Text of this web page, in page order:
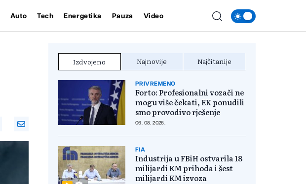
Auto Tech Energetika Pauza Video
Izdvojeno Najnovije Najčitanije
PRIVREMENO
Forto: Profesionalni vozači ne
mogu više čekati, EK ponudili
smo provodivo rješenje
06. 08. 2026.
FIA
Industrija u FBiH ostvarila 18
milijardi KM prihoda i šest
milijardi KM izvoza